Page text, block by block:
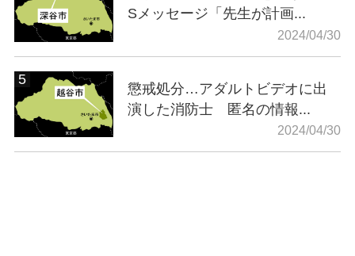
Sメッセージ「先生が計画...
2024/04/30
懲戒処分…アダルトビデオに出
演した消防士 匿名の情報...
2024/04/30